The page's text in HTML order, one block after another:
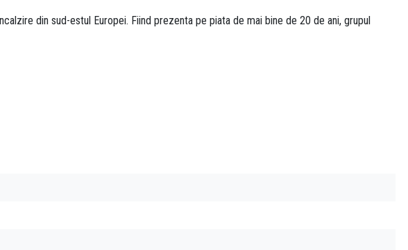
din sud-estul Europei. Fiind prezenta pe piata de mai bine de 20 de ani, grupul